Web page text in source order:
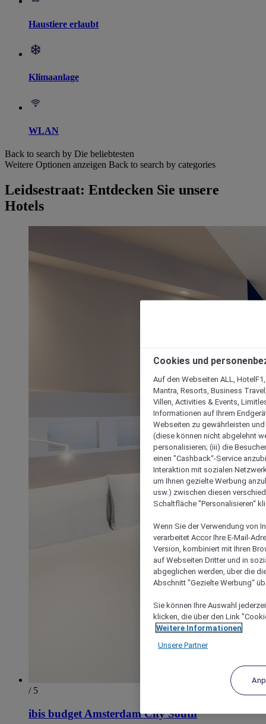
Haustiere erlaubt
Klimaanlage
WLAN
Back to search by Die beliebtesten
Weitere Optionen anzeigen Back to search by categories
Leidsestraat: Entdecken Sie unsere
Hotels
/ 5
ibis budget Amsterdam City South
Cookies und
Auf den Webseiten ALL,
Mantra, Resorts, Business
Villen, Activities & Events,
Informationen auf Ihrem
Webseiten zu gewährleisten
(diese können nicht abgelehnt
personalisieren; (iii) die
einen "Cashback“-Service
Interaktion mit sozialen
um Ihnen gezielte Werbung
usw.) zwischen diesen
Schaltfläche "Personalisieren“
Wenn Sie der Verwendung von
verarbeitet Accor Ihre E-Mail-
Version, kombiniert mit Ihren
auf Webseiten Dritter und in
abgeglichen werden, über die
Abschnitt "Gezielte Werbung“
Sie können Ihre Auswahl
klicken, die über den Link
Weitere Informationen
Unsere Partner